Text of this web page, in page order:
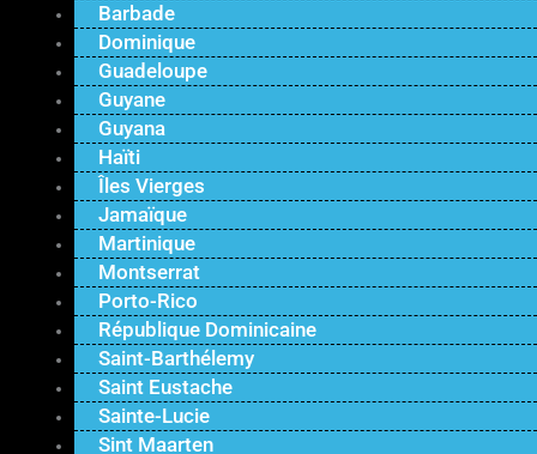
Barbade
Dominique
Guadeloupe
Guyane
Guyana
Haïti
Îles Vierges
Jamaïque
Martinique
Montserrat
Porto-Rico
République Dominicaine
Saint-Barthélemy
Saint Eustache
Sainte-Lucie
Sint Maarten